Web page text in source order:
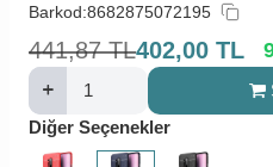
Barkod:8682875072195
441,87 TL402,00 TL
Diğer Seçenekler